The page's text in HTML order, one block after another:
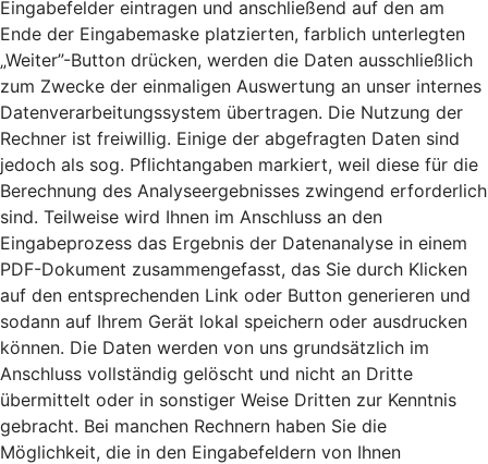
Eingabefelder eintragen und anschließend auf den am
Ende der Eingabemaske platzierten, farblich unterlegten
„Weiter”-Button drücken, werden die Daten ausschließlich
zum Zwecke der einmaligen Auswertung an unser internes
Datenverarbeitungssystem übertragen. Die Nutzung der
Rechner ist freiwillig. Einige der abgefragten Daten sind
jedoch als sog. Pflichtangaben markiert, weil diese für die
Berechnung des Analyseergebnisses zwingend erforderlich
sind. Teilweise wird Ihnen im Anschluss an den
Eingabeprozess das Ergebnis der Datenanalyse in einem
PDF-Dokument zusammengefasst, das Sie durch Klicken
auf den entsprechenden Link oder Button generieren und
sodann auf Ihrem Gerät lokal speichern oder ausdrucken
können. Die Daten werden von uns grundsätzlich im
Anschluss vollständig gelöscht und nicht an Dritte
übermittelt oder in sonstiger Weise Dritten zur Kenntnis
gebracht. Bei manchen Rechnern haben Sie die
Möglichkeit, die in den Eingabefeldern von Ihnen